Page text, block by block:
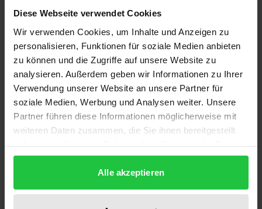
Diese Webseite verwendet Cookies
Wir verwenden Cookies, um Inhalte und Anzeigen zu
personalisieren, Funktionen für soziale Medien anbieten
zu können und die Zugriffe auf unsere Website zu
analysieren. Außerdem geben wir Informationen zu Ihrer
Verwendung unserer Website an unsere Partner für
soziale Medien, Werbung und Analysen weiter. Unsere
Partner führen diese Informationen möglicherweise mit
weiteren Daten zusammen, die Sie ihnen bereitgestellt
gesammelt haben.
Alle akzeptieren
Vielzahl von Diskussionen, Untersuchungen und
Begriff der Sophisticated Rationality nimmt in der
Reihe der Rationalitätskonzepte eine besondere
Stellung ein, da bei diesem Konzept der Einfluss des
eigenen Handelns auf das Handeln des Mitspielers
explizit Berücksichtigung findet. Die vorliegende
Arbeit beantwortet zwei relevante Fragestellungen
im Kontext des Centipede-Spiels: (1) Lässt sich
Sophisticated Rationality im für das Konzept
ebenfalls relevanten zeitlichen Verlauf nachweisen?
(2) Lässt sich Sophisticated Rationality von